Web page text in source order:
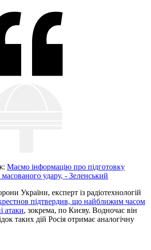
Маємо інформацію про підготовку
удару, - Зеленський
України, експерт із радіотехнологій
підтвердив, що найближим часом
атаки, зокрема, по Києву. Водночас він
таких дій Росія отримає аналогічну